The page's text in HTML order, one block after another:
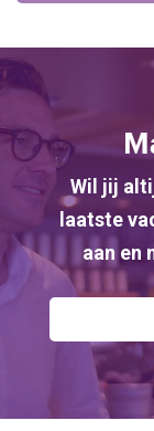
Wil jij
laatste
aan en